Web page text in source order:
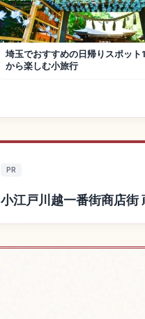
埼玉でおすすめの日帰りスポット
から楽しむ小旅行
PR
小江戸川越一番街商店街